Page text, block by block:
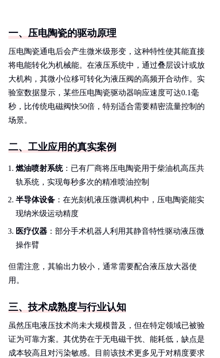
一、压电陶瓷的驱动原理
压电陶瓷通电后会产生微米级形变，这种特性使其能直接
将电能转化为机械能。在液压系统中，通过叠层设计或放
大机构，其微小位移可转化为液压阀的高频开合动作。实
验室数据显示，某些压电陶瓷驱动器响应速度可达0.1毫
秒，比传统电磁阀快50倍，特别适合需要精密流量控制的
场景。
二、工业应用的真实案例
燃油喷射系统：已有厂商将压电陶瓷用于柴油机高压共
轨系统，实现每秒多次的精准喷油控制
半导体设备 ：在光刻机液压微调机构中，压电陶瓷能实
现纳米级运动精度
医疗仪器 ：部分手术机器人利用其静音特性驱动液压微
操作臂
但需注意，其输出力较小，通常需要配合液压放大器使
用。
三、技术成熟度与行业认知
虽然压电液压技术尚未大规模普及，但在特定领域已被验
证为可靠方案。其优势在于无电磁干扰、能耗低，缺点是
成本较高且对污染敏感。目前该技术更多见于对精度要求